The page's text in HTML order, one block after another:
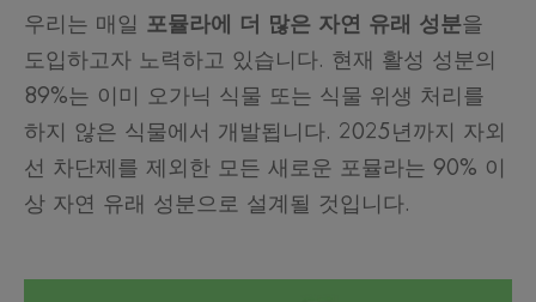
우리는 매일 포뮬라에 더 많은 자연 유래 성분을
도입하고자 노력하고 있습니다. 현재 활성 성분의
89%는 이미 오가닉 식물 또는 식물 위생 처리를
하지 않은 식물에서 개발됩니다. 2025년까지 자외
선 차단제를 제외한 모든 새로운 포뮬라는 90% 이
상 자연 유래 성분으로 설계될 것입니다.